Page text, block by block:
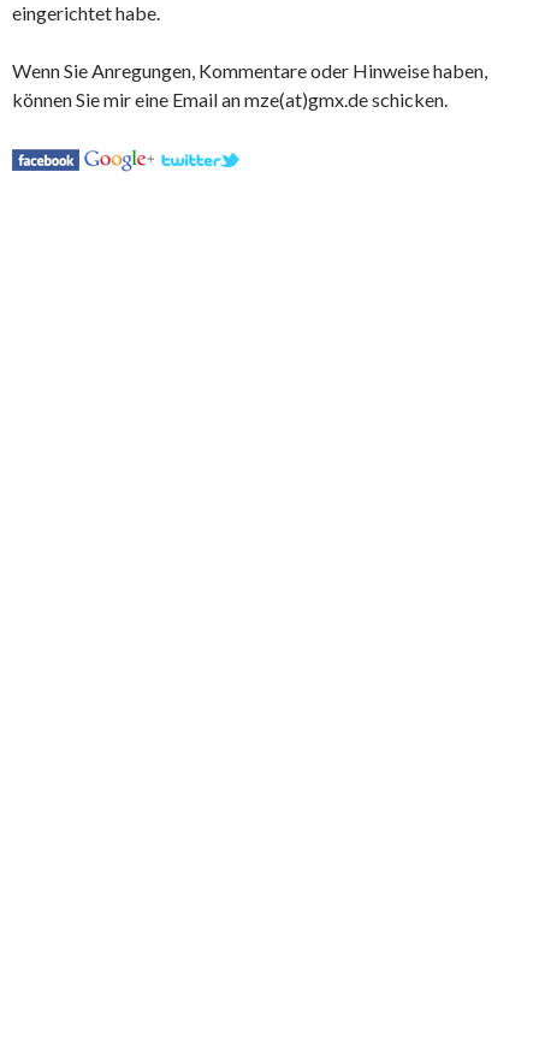
eingerichtet habe.
Wenn Sie Anregungen, Kommentare oder Hinweise haben,
können Sie mir eine Email an mze(at)gmx.de schicken.